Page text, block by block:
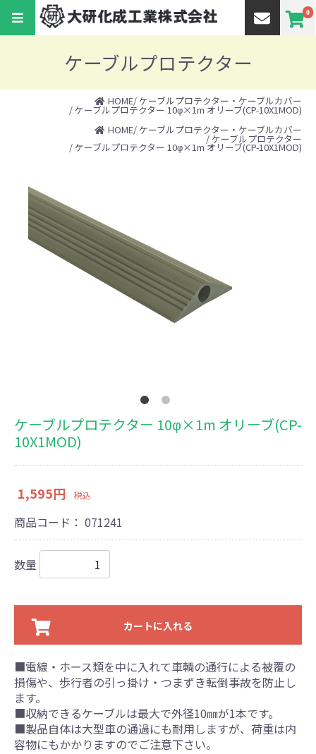
0
ケーブルプロテクター
HOME/ ケーブルプロテクター・ケーブルカバー
/ ケーブルプロテクター 10φ×1m オリーブ(CP-10X1MOD)
HOME/ ケーブルプロテクター・ケーブルカバー
/ ケーブルプロテクター
/ ケーブルプロテクター 10φ×1m オリーブ(CP-10X1MOD)
ケーブルプロテクター 10φ×1m オリーブ(CP-
10X1MOD)
1,595円 税込
商品コード： 071241
数量
カートに入れる
■電線・ホース類を中に入れて車輌の通行による被覆の
損傷や、歩行者の引っ掛け・つまずき転倒事故を防止し
ます。
■収納できるケーブルは最大で外径10㎜が1本です。
■製品自体は大型車の通過にも耐用しますが、荷重は内
容物にもかかりますのでご注意下さい。